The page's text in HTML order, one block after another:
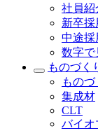
社員紹
新卒採
中途採
数字で
ものづく
ものづ
集成材
CLT
バイオ